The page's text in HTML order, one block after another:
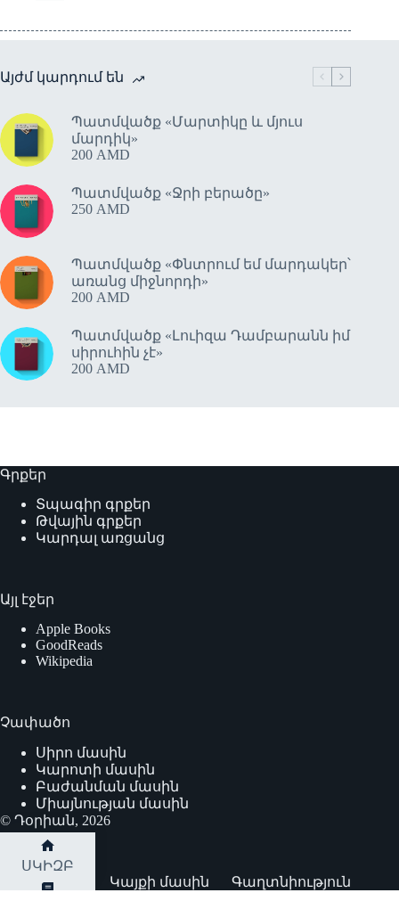
Այժմ կարդում են
Պատմվածք «Մարտիկը և մյուս
մարդիկ»
200 AMD
Պատմվածք «Ջրի բերածը»
250 AMD
Պատմվածք «Փնտրում եմ մարդակեր՝
առանց միջնորդի»
200 AMD
Պատմվածք «Լուիզա Դամբարանն իմ
սիրուհին չէ»
200 AMD
Գրքեր
Տպագիր գրքեր
Թվային գրքեր
Կարդալ առցանց
Այլ էջեր
Apple Books
GoodReads
Wikipedia
Չափածո
Սիրո մասին
Կարոտի մասին
Բաժանման մասին
Միայնության մասին
© Դօրիան, 2026
Կայքի մասին Գաղտնիություն
ՍԿԻԶԲ